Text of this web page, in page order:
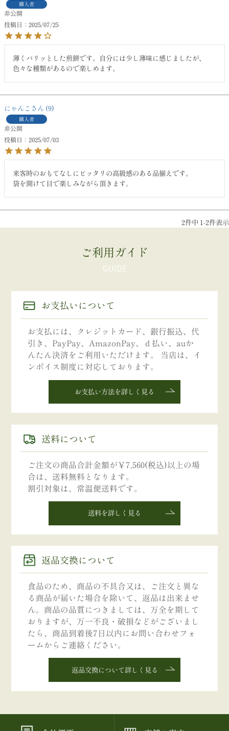
購入者
非公開
投稿日
2025/07/25
薄くパリッとした煎餅です。自分には少し薄味に感じましたが、
色々な種類があるので楽しめます。
にゃんこ 9
購入者
非公開
投稿日
2025/07/03
来客時のおもてなしにピッタリの高級感のある品揃えです。
袋を開けて目で楽しみながら頂きます。
2件中 1 -2件表示
ご利用ガイド
お支払いについて
お支払には、クレジットカード、銀行振込、代
引き、PayPay、AmazonPay、ｄ払い、auか
んたん決済をご利用いただけます。 当店は、イ
ンボイス制度に対応しております。
お支払い方法を詳しく見る
送料について
ご注文の商品合計金額が￥7,560(税込)以上の場
合は、送料無料となります。
割引対象は、常温便送料です。
送料を詳しく見る
返品交換について
食品のため、商品の不具合又は、ご注文と異な
る商品が届いた場合を除いて、返品は出来ませ
ん。商品の品質につきましては、万全を期して
おりますが、万一不良・破損などがございまし
たら、商品到着後7日以内にお問い合わせフォ
ームからご連絡ください。
返品交換について詳しく見る